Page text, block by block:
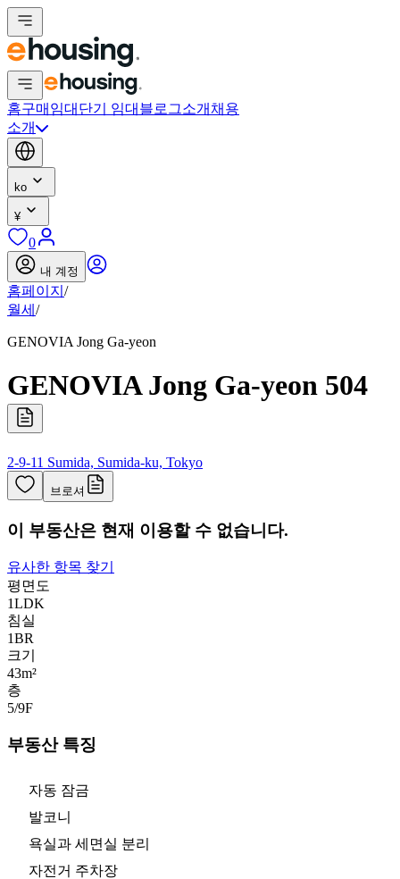
홈구매 임대 단기 임대 블로그소개 채용
소개
ko
¥
0
내 계정
홈페이지 /
월세 /
GENOVIA Jong Ga-yeon
GENOVIA Jong Ga-yeon 504
2-9-11 Sumida, Sumida-ku, Tokyo
브로셔
이 부동산은 현재 이용할 수 없습니다.
유사한 항목 찾기
평면도
1LDK
침실
1BR
크기
43m²
층
5/9F
부동산 특징
자동 잠금
발코니
욕실과 세면실 분리
자전거 주차장